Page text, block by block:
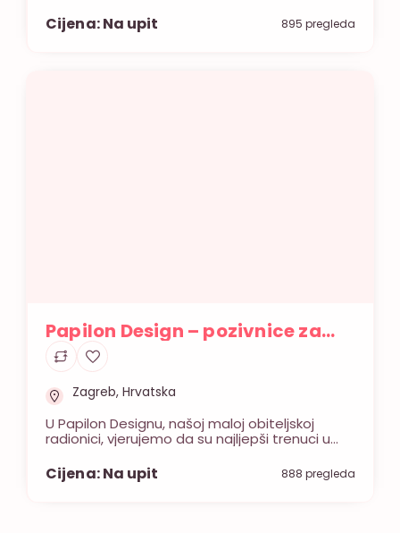
obilježite poseban dan u vašem životu, ne
tražite dalje. Decorea je tu da vaše želje
Cijena: Na upit 895 pregleda
Papilon Design – pozivnice za
vjenčanje
Zagreb, Hrvatska
U Papilon Designu, našoj maloj obiteljskoj
radionici, vjerujemo da su najljepši trenuci u
2019. godine, s puno srca i posvećenosti,
dizajniramo pozivnice koje najavljuju vaše
Cijena: Na upit 888 pregleda